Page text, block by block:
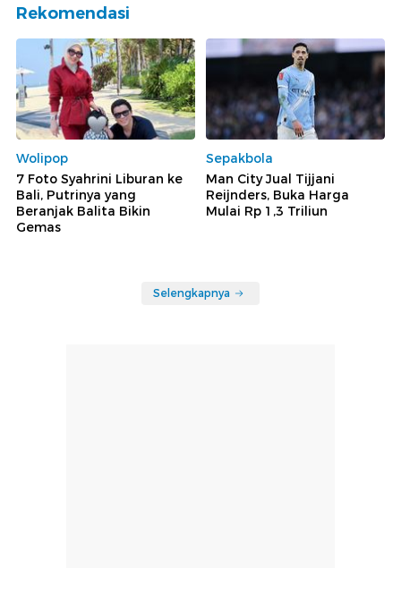
Rekomendasi
Wolipop
7 Foto Syahrini Liburan ke
Bali, Putrinya yang
Beranjak Balita Bikin
Gemas
Sepakbola
Man City Jual Tijjani
Reijnders, Buka Harga
Mulai Rp 1,3 Triliun
Selengkapnya